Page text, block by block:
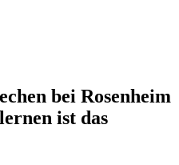
bei Rosenheim
ist das